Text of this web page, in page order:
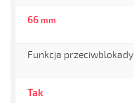
66 mm
Funkcja przeciwblokady
Tak